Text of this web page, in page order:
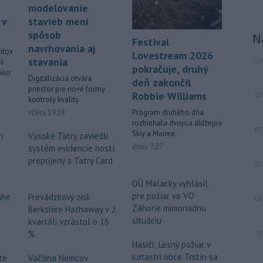
modelovanie
stavieb mení
spôsob
navrhovania aj
stavania
Digitalizácia otvára
priestor pre nové formy
kontroly kvality.
včera 19:18
Vysoké Tatry zaviedli
systém evidencie hostí
prepojený s Tatry Card
Prevádzkový zisk
Berkshire Hathaway v 2.
kvartáli vzrástol o 16
%
Väčšina Nemcov
Festival
Lovestream 2026
pokračuje, druhý
deň zakončil
Robbie Williams
Program druhého dňa
rozbiehala dvojica dídžejov
Skiy a Mairee.
dnes 7:27
OÚ Malacky vyhlásil
pre požiar vo VO
Záhorie mimoriadnu
situáciu
Hasiči: Lesný požiar v
katastri obce Trstín sa